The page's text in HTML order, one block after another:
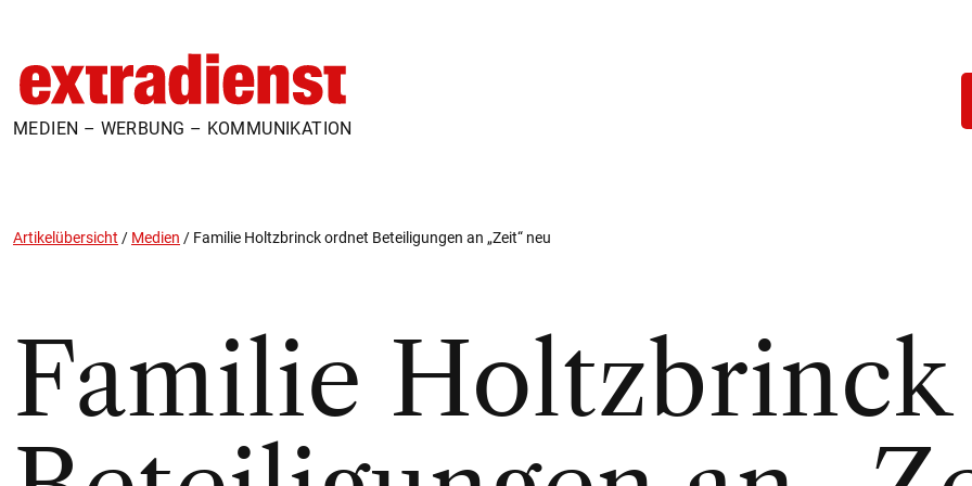
MEDIEN – WERBUNG – KOMMUNIKATION
Artikelübersicht / Medien / Familie Holtzbrinck ordnet Beteiligungen an „Zeit“ neu
Familie